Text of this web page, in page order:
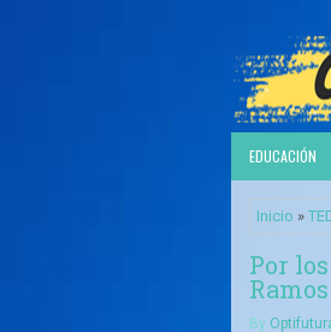
EDUCACIÓN
Inicio »
Por
By